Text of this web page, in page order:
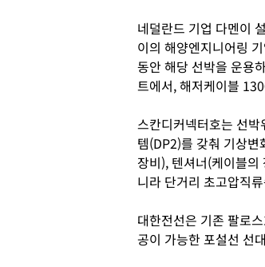
네덜란드 기업 다멘이
이의 해양엔지니어링
동안 해당 선박을 운용
트에서, 해저케이블
스칸디커넥터호는 선
템(DP2)를 갖춰 기상변
장비), 텐셔너(케이블
니라 단거리 초고압직
대한전선은 기존 팔로
공이 가능한 포설선 선